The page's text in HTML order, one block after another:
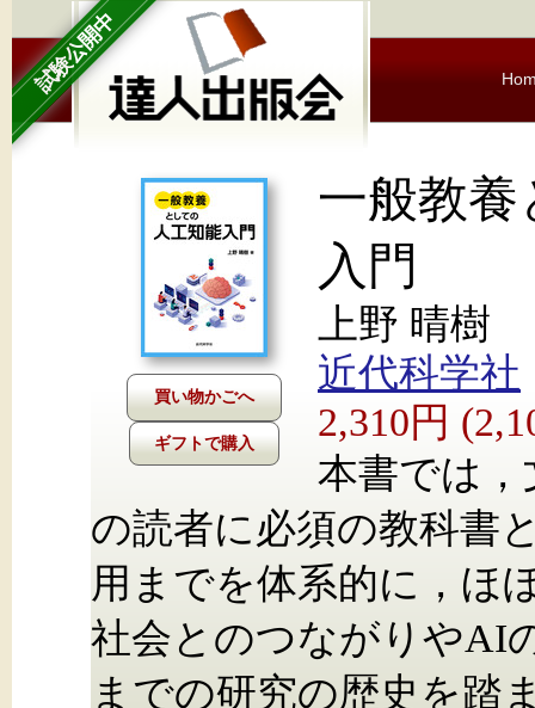
試験公開中
ギフトで購入
一般教
入門
上野 晴樹
近代科学社
2,310円
本書では
の読者に必須の教科書
用までを体系的に，ほ
社会とのつながりやAI
までの研究の歴史を踏